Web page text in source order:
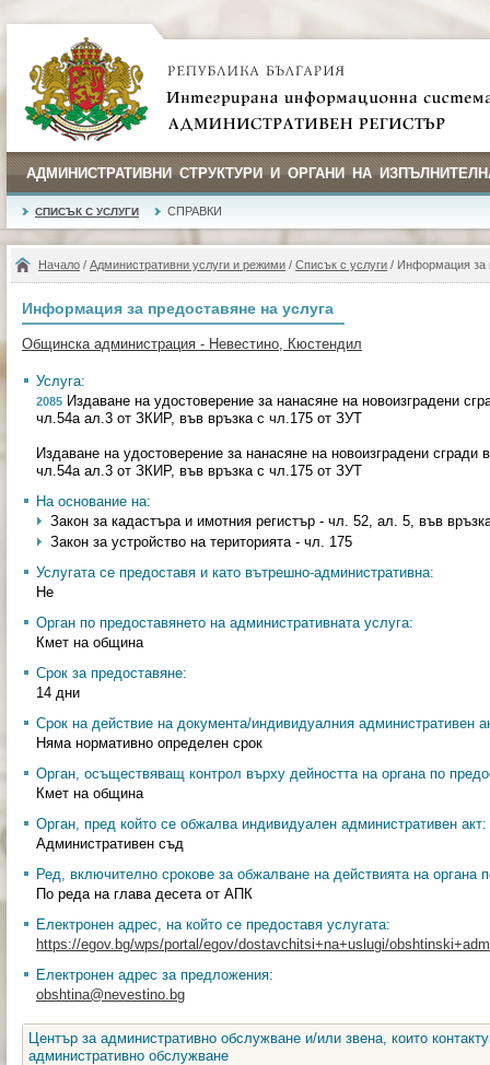
АДМИНИСТРАТИВНИ СТРУКТУРИ И ОРГАНИ НА
СПИСЪК С УСЛУГИ СПРАВКИ
Начало / Административни услуги и режими / Списък с услуги / Информация за
Информация за предоставяне на услуга
Общинска администрация - Невестино, Кюстендил
Услуга:
2085 Издаване на удостоверение за нанасяне на новоизградени
чл.54а ал.3 от ЗКИР, във връзка с чл.175 от ЗУТ
Издаване на удостоверение за нанасяне на новоизградени
чл.54а ал.3 от ЗКИР, във връзка с чл.175 от ЗУТ
На основание на:
Закон за кадастъра и имотния регистър - чл. 52, ал. 5, във
Закон за устройство на територията - чл. 175
Услугата се предоставя и като вътрешно-административна:
Не
Орган по предоставянето на административната услуга:
Кмет на община
Срок за предоставяне:
14 дни
Срок на действие на документа/индивидуалния административен
Няма нормативно определен срок
Орган, осъществяващ контрол върху дейността на органа по
Кмет на община
Орган, пред който се обжалва индивидуален административен акт:
Административен съд
Ред, включително срокове за обжалване на действията на органа
По реда на глава десета от АПК
Електронен адрес, на който се предоставя услугата:
https://egov.bg/wps/portal/egov/dostavchitsi+na+uslugi/
Електронен адрес за предложения:
obshtina@nevestino.bg
Център за административно обслужване и/или звена, които
административно обслужване